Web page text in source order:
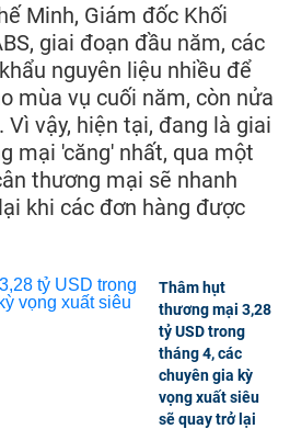
Minh, Giám đốc Khối
giai đoạn đầu năm, các
nguyên liệu nhiều để
mùa vụ cuối năm, còn nửa
vậy, hiện tại, đang là giai
mại 'căng' nhất, qua một
thương mại sẽ nhanh
khi các đơn hàng được
Thâm hụt
thương mại 3,28
tỷ USD trong
tháng 4, các
chuyên gia kỳ
vọng xuất siêu
sẽ quay trở lại